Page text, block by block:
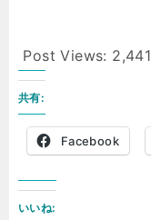
Post Views: 2,441
共有:
Facebook
いいね: